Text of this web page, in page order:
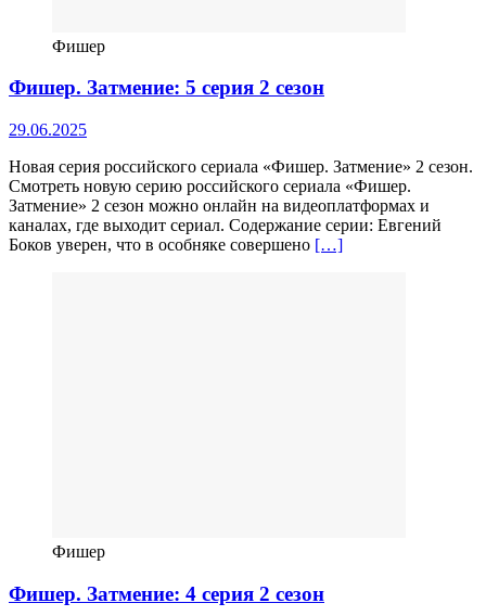
Фишер
Фишер. Затмение: 5 серия 2 сезон
29.06.2025
Новая серия российского сериала «Фишер. Затмение» 2 сезон.
Смотреть новую серию российского сериала «Фишер.
Затмение» 2 сезон можно онлайн на видеоплатформах и
каналах, где выходит сериал. Содержание серии: Евгений
Боков уверен, что в особняке совершено […]
Фишер
Фишер. Затмение: 4 серия 2 сезон